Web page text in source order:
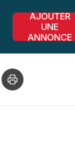
AJOUTER
UNE
ANNONCE